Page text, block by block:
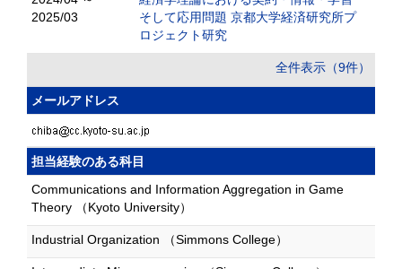
2025/03
そして応用問題 京都大学経済研究所プ
ロジェクト研究
全件表示（9件）
メールアドレス
担当経験のある科目
Communications and Information Aggregation in Game
Theory （Kyoto University）
Industrial Organization （Simmons College）